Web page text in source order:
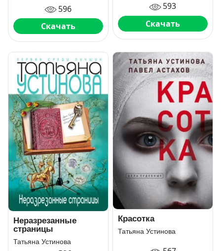
596
Скачать
593
Скачать
Неразрезанные
страницы
Татьяна Устинова
Красотка
Татьяна Устинова